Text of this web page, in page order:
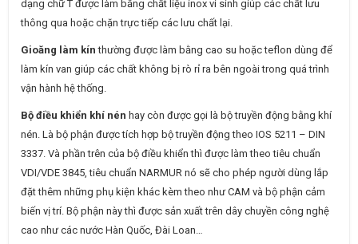
dạng chữ T được làm bằng chất liệu inox vi sinh giúp các chất lưu
thông qua hoặc chặn trực tiếp các lưu chất lại.
Gioăng làm kín thường được làm bằng cao su hoặc teflon dùng để
làm kín van giúp các chất không bị rò rỉ ra bên ngoài trong quá trình
vận hành hệ thống.
Bộ điều khiển khí nén hay còn được gọi là bộ truyền động bằng khí
nén. Là bộ phận được tích hợp bộ truyền động theo IOS 5211 – DIN
3337. Và phần trên của bộ điều khiển thì được làm theo tiêu chuẩn
VDI/VDE 3845, tiêu chuẩn NARMUR nó sẽ cho phép người dùng lắp
đặt thêm những phụ kiện khác kèm theo như CAM và bộ phận cảm
biến vị trí. Bộ phận này thì được sản xuất trên dây chuyền công nghệ
cao như các nước Hàn Quốc, Đài Loan…